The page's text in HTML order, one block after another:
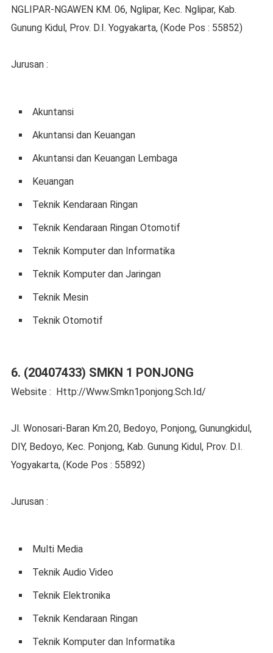
NGLIPAR-NGAWEN KM. 06, Nglipar, Kec. Nglipar, Kab.
Gunung Kidul, Prov. D.I. Yogyakarta, (Kode Pos : 55852)
Jurusan :
Akuntansi
Akuntansi dan Keuangan
Akuntansi dan Keuangan Lembaga
Keuangan
Teknik Kendaraan Ringan
Teknik Kendaraan Ringan Otomotif
Teknik Komputer dan Informatika
Teknik Komputer dan Jaringan
Teknik Mesin
Teknik Otomotif
6. (20407433) SMKN 1 PONJONG
Website : Http://Www.Smkn1ponjong.Sch.Id/
Jl. Wonosari-Baran Km.20, Bedoyo, Ponjong, Gunungkidul,
DIY, Bedoyo, Kec. Ponjong, Kab. Gunung Kidul, Prov. D.I.
Yogyakarta, (Kode Pos : 55892)
Jurusan :
Multi Media
Teknik Audio Video
Teknik Elektronika
Teknik Kendaraan Ringan
Teknik Komputer dan Informatika